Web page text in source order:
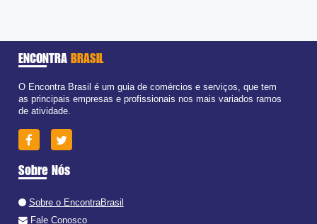
ENCONTRA BRASIL
O Encontra Brasil é um guia de comércios e serviços, que tem
as principais empresas e profissionais nos mais variados ramos
de atividade.
Sobre Nós
Sobre o EncontraBrasil
Fale Conosco